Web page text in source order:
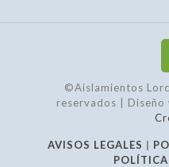
©Aislamientos
reservados | Diseño
AVISOS LEGALES |